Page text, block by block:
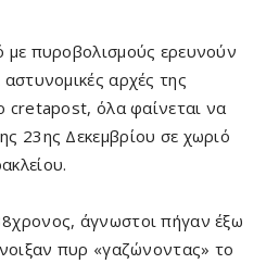
με πυροβολισμούς ερευνούν
αρχές της
cretapost, όλα φαίνεται να
23ης Δεκεμβρίου σε χωριό
άγνωστοι πήγαν έξω
πυρ «γαζώνοντας» το